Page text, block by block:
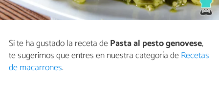
Si te ha gustado la receta dePasta al pesto genovese,
te sugerimos que entres en nuestra categoría deRecetas
de macarrones.